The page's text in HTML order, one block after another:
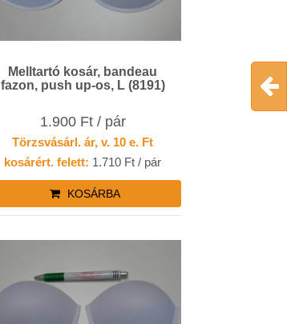
Melltartó kosár, bandeau
fazon, push up-os, L (8191)
1.900 Ft / pár
Törzsvásárl. ár, v. 10 e. Ft
kosárért. felett: 1.710 Ft / pár
KOSÁRBA